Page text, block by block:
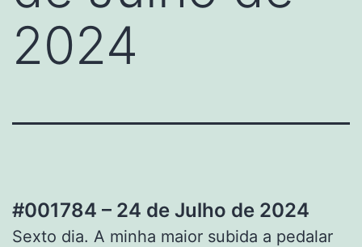
2024
#001784 – 24 de Julho de 2024
Sexto dia. A minha maior subida a pedalar